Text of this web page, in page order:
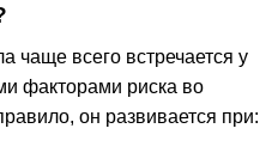
чаще всего встречается у
факторами риска во
он развивается при: